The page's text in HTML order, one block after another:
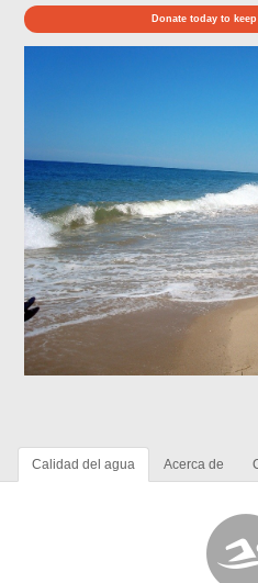
Donate today to
Calidad del agua Acerca de